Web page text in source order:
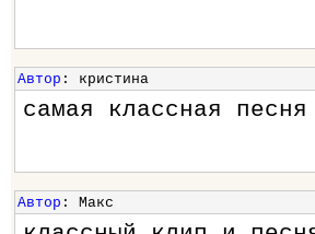
Автор : кристина
самая классная песня
Автор : Макс